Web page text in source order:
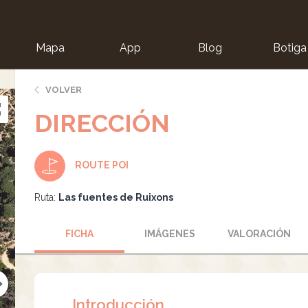
Mapa App Blog Botiga
VOLVER
DIRECCIÓN
ROUTE POI
Ruta: Las fuentes de Ruixons
FICHA IMÁGENES VALORACIÓN